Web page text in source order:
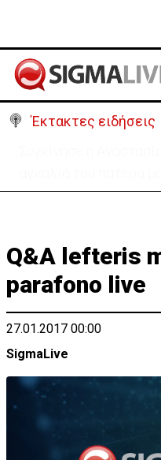
Έκτακτες ειδήσεις
Q&A lefteris
parafono live
27.01.2017 00:00
SigmaLive